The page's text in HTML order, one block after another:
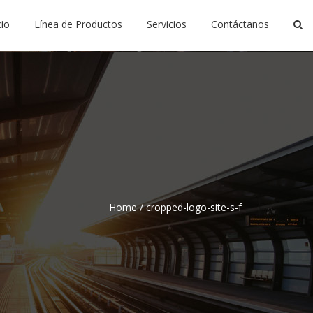
Línea de Productos Servicios Contáctanos
Home / cropped-logo-site-s-f